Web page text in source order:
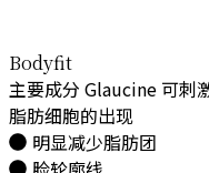
Bodyfit
主要成分 Glaucine 可刺
脂肪细胞的出现
明显减少脂肪团